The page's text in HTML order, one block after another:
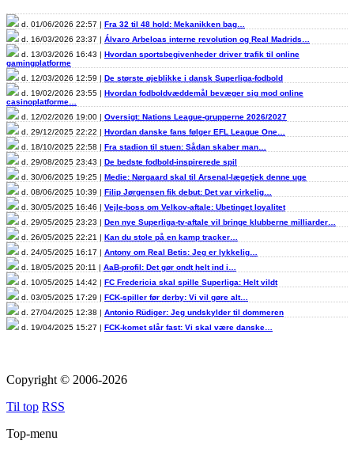
d. 01/06/2026 22:57 | Fra 32 til 48 hold: Mekanikken bag…
d. 16/03/2026 23:37 | Álvaro Arbeloas interne revolution og Real Madrids…
d. 13/03/2026 16:43 | Hvordan sportsbegivenheder driver trafik til online
gamingplatforme
d. 12/03/2026 12:59 | De største øjeblikke i dansk Superliga-fodbold
d. 19/02/2026 23:55 | Hvordan fodboldvæddemål bevæger sig mod online
casinoplatforme…
d. 12/02/2026 19:00 | Oversigt: Nations League-grupperne 2026/2027
d. 29/12/2025 22:22 | Hvordan danske fans følger EFL League One…
d. 18/10/2025 22:58 | Fra stadion til stuen: Sådan skaber man…
d. 29/08/2025 23:43 | De bedste fodbold-inspirerede spil
d. 30/06/2025 19:25 | Medie: Nørgaard skal til Arsenal-lægetjek denne uge
d. 08/06/2025 10:39 | Filip Jørgensen fik debut: Det var virkelig…
d. 30/05/2025 16:46 | Vejle-boss om Velkov-aftale: Ubetinget loyalitet
d. 29/05/2025 23:23 | Den nye Superliga-tv-aftale vil bringe klubberne milliarder…
d. 26/05/2025 22:21 | Kan du stole på en kamp tracker…
d. 24/05/2025 16:17 | Antony om Real Betis: Jeg er lykkelig…
d. 18/05/2025 20:11 | AaB-profil: Det gør ondt helt ind i…
d. 10/05/2025 14:42 | FC Fredericia skal spille Superliga: Helt vildt
d. 03/05/2025 17:29 | FCK-spiller før derby: Vi vil gøre alt…
d. 27/04/2025 12:38 | Antonio Rüdiger: Jeg undskylder til dommeren
d. 19/04/2025 15:27 | FCK-komet slår fast: Vi skal være danske…
Copyright © 2006-2026
Til top RSS
Top-menu